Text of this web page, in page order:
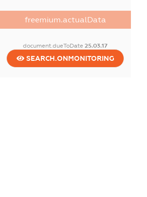
freemium.actualData
document.dueToDate25.03.17
SEARCH.ONMONITORING